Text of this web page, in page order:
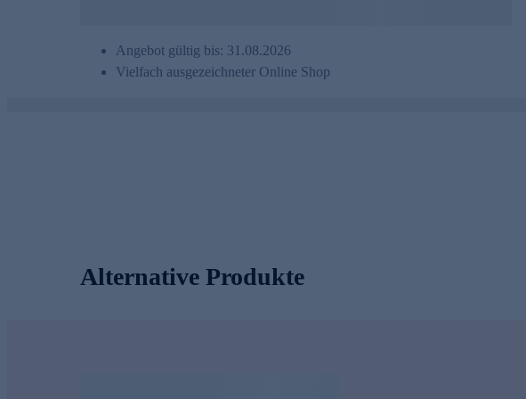
Angebot gültig bis: 31.08.2026
Vielfach ausgezeichneter Online Shop
Alternative Produkte